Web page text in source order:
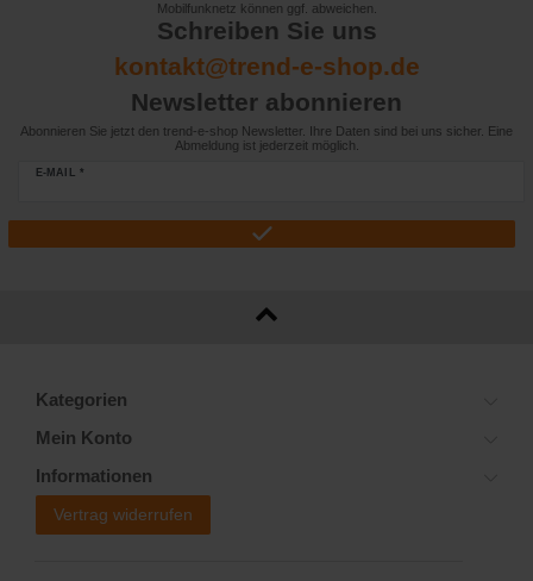
Mobilfunknetz können ggf. abweichen.
Schreiben Sie uns
kontakt@trend-e-shop.de
Newsletter abonnieren
Abonnieren Sie jetzt den trend-e-shop Newsletter. Ihre Daten sind bei uns sicher. Eine
Abmeldung ist jederzeit möglich.
E-MAIL *
Kategorien
Mein Konto
Informationen
Vertrag widerrufen